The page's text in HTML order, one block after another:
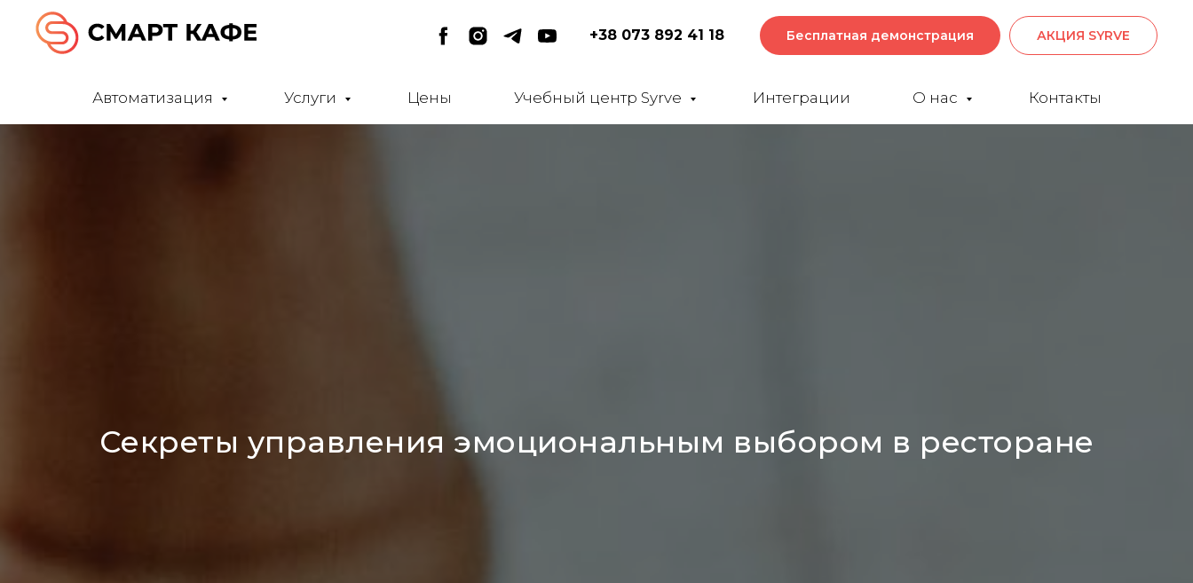
+38 073 892 41 18 Бесплатная демонстрация АКЦИЯ SYRVE
Автоматизация Услуги Цены Учебный центр Syrve Интеграции О нас Контакты
Секреты управления эмоциональным выбором в ресторане